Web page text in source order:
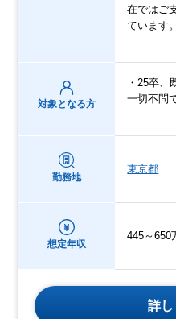
在ではご
ています。
対象となる方
・25卒、
一切不問
勤務地
東京都
想定年収
445～650
詳し